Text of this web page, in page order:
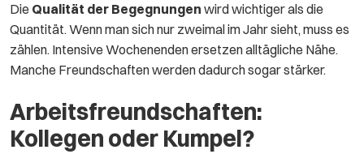
Die Qualität der Begegnungen wird wichtiger als die
Quantität. Wenn man sich nur zweimal im Jahr sieht, muss es
zählen. Intensive Wochenenden ersetzen alltägliche Nähe.
Manche Freundschaften werden dadurch sogar stärker.
Arbeitsfreundschaften:
Kollegen oder Kumpel?